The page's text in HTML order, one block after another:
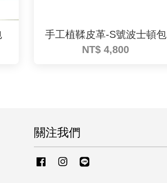
手工植鞣皮革-S號波士頓包
NT$ 4,800
關注我們
FacebookInstagram